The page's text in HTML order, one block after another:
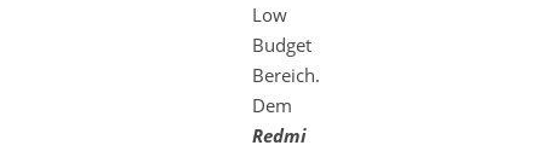
Low
Budget
Bereich.
Dem
Redmi